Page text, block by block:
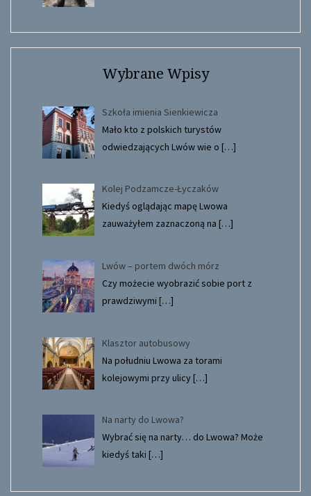
Wybrane Wpisy
Szkoła imienia Sienkiewicza
Mało kto z polskich turystów
odwiedzających Lwów wie o […]
Kolej Podzamcze-Łyczaków
Kiedyś oglądając mapę Lwowa
zauważyłem zaznaczoną na […]
Lwów – portem dwóch mórz
Czy możecie wyobrazić sobie port z
prawdziwymi […]
Klasztor autobusowy
Na południu Lwowa za torami
kolejowymi przy ulicy[…]
Na narty do Lwowa?
Wybrać się na narty… do Lwowa? Może
kiedyś taki […]